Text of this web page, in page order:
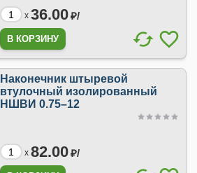
x 36.00₽/
Наконечник штыревой
втулочный изолированный
НШВИ 0.75–12
x 82.00₽/